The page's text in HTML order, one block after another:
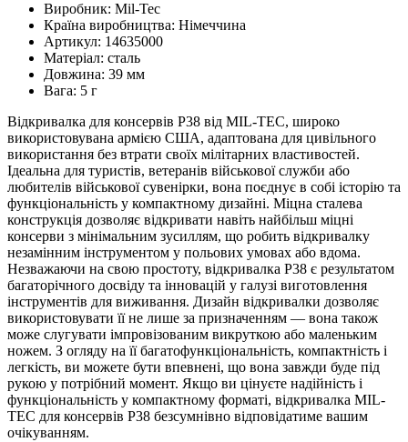
Виробник: Mil-Tec
Країна виробництва: Німеччина
Артикул: 14635000
Матеріал: сталь
Довжина: 39 мм
Вага: 5 г
Відкривалка для консервів P38 від MIL-TEC, широко
використовувана армією США, адаптована для цивільного
використання без втрати своїх мілітарних властивостей.
Ідеальна для туристів, ветеранів військової служби або
любителів військової сувенірки, вона поєднує в собі історію та
функціональність у компактному дизайні. Міцна сталева
конструкція дозволяє відкривати навіть найбільш міцні
консерви з мінімальним зусиллям, що робить відкривалку
незамінним інструментом у польових умовах або вдома.
Незважаючи на свою простоту, відкривалка P38 є результатом
багаторічного досвіду та інновацій у галузі виготовлення
інструментів для виживання. Дизайн відкривалки дозволяє
використовувати її не лише за призначенням — вона також
може слугувати імпровізованим викруткою або маленьким
ножем. З огляду на її багатофункціональність, компактність і
легкість, ви можете бути впевнені, що вона завжди буде під
рукою у потрібний момент. Якщо ви цінуєте надійність і
функціональність у компактному форматі, відкривалка MIL-
TEC для консервів Р38 безсумнівно відповідатиме вашим
очікуванням.